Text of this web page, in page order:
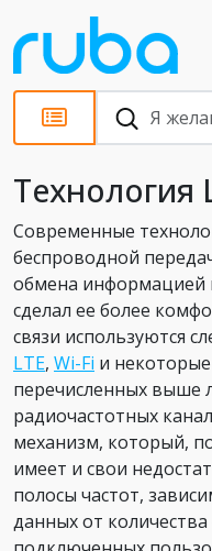
Статьи
Технология
Современные
беспроводной
обмена информацией
сделал ее более
связи используются
LTE, Wi-Fi и
перечисленных выше
радиочастотных
механизм, который,
имеет и свои
полосы частот,
данных от